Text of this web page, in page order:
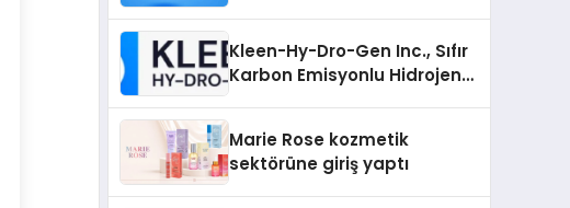
Kleen-Hy-Dro-Gen Inc., Sıfır
Karbon Emisyonlu Hidrojen
Aldı
Marie Rose kozmetik
sektörüne giriş yaptı